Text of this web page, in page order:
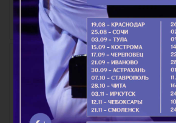
Истина Воскресения